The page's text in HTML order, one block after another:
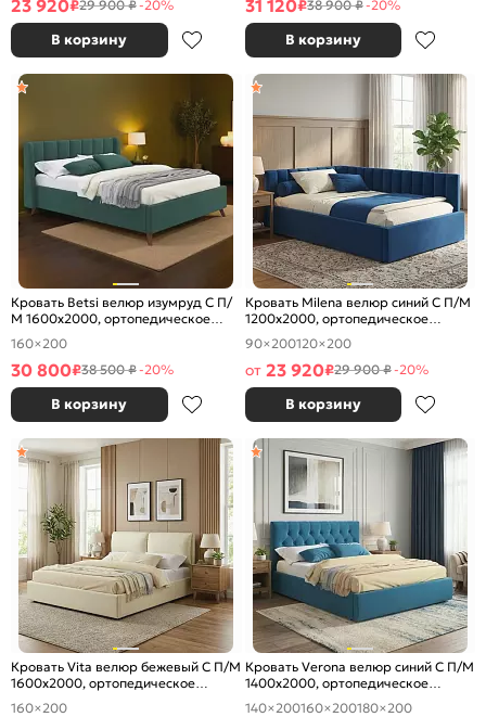
23 920₽29 900 ₽-20%
В корзину
31 120₽38 900 ₽-20%
В корзину
Кровать Betsi велюр изумруд С П/
М 1600x2000, ортопедическое
основание, изголовье мягкое
160×200
30 800₽38 500 ₽-20%
В корзину
Кровать Milena велюр синий С П/М
1200x2000, ортопедическое
основание, изголовье мягкое
90×200120×200
от 23 920₽29 900 ₽-20%
В корзину
Кровать Vita велюр бежевый С П/М
1600x2000, ортопедическое
основание, изголовье мягкое
160×200
Кровать Verona велюр синий С П/М
1400x2000, ортопедическое
основание, изголовье мягкое
140×200160×200180×200